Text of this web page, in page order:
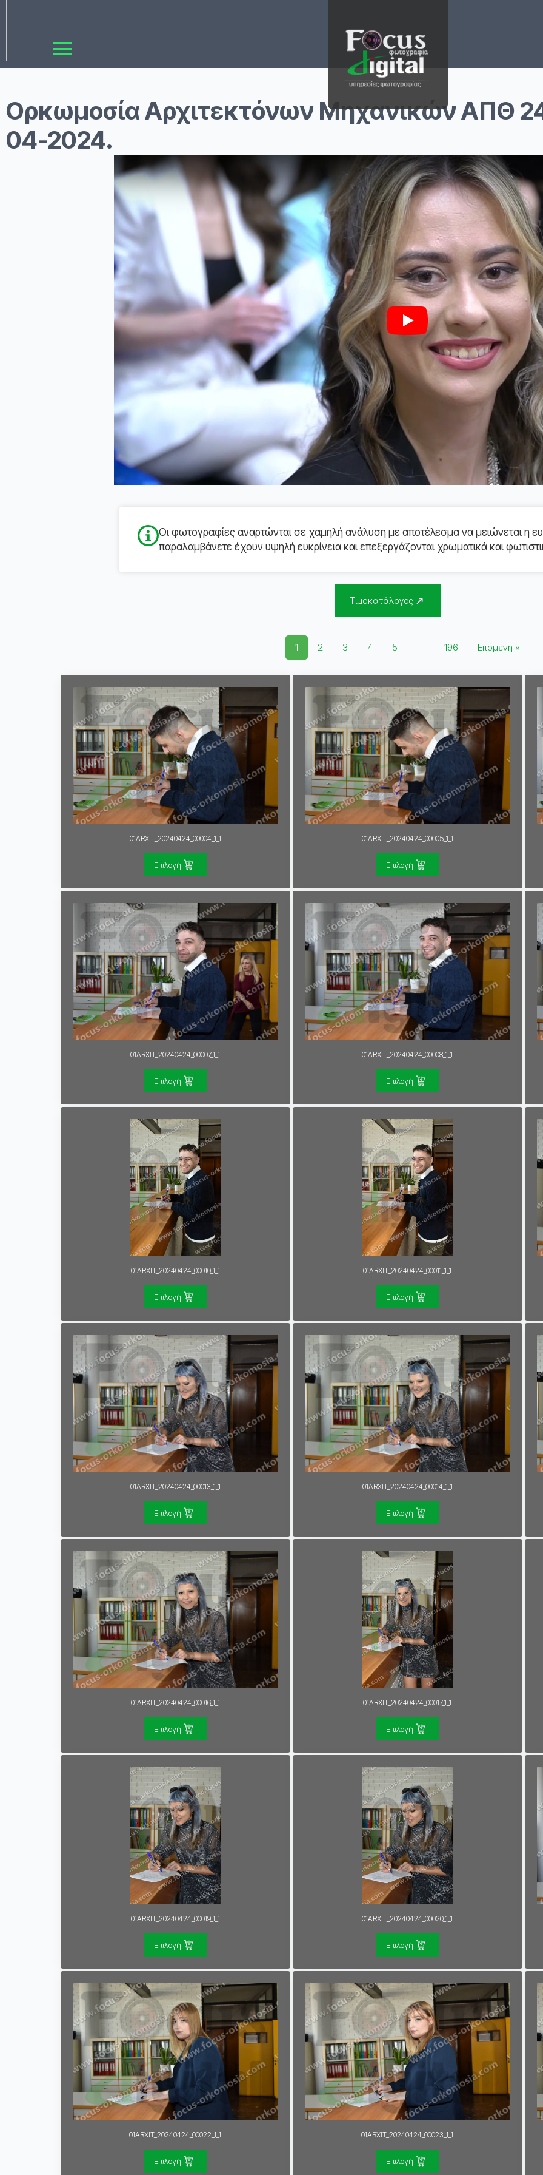
Ορκωμοσία Αρχιτεκτόνων Μηχανικών ΑΠΘ
04-2024.
Play
Οι φωτογραφίες αναρτώνται σε χαμηλή ανάλυση με αποτέλεσμα να μειώνεται η
παραλαμβάνετε έχουν υψηλή ευκρίνεια και επεξεργάζονται χρωματικά και
Τιμοκατάλογος
1 2 3 4 5 … 196 Επόμενη »
01ARXIT_20240424_00004_1_1
Επιλογή
01ARXIT_20240424_00005_1_1
Επιλογή
01ARXIT_20240424_00007_1_1
Επιλογή
01ARXIT_20240424_00008_1_1
Επιλογή
01ARXIT_20240424_00010_1_1
Επιλογή
01ARXIT_20240424_00011_1_1
Επιλογή
01ARXIT_20240424_00013_1_1
Επιλογή
01ARXIT_20240424_00014_1_1
Επιλογή
01ARXIT_20240424_00016_1_1
Επιλογή
01ARXIT_20240424_00017_1_1
Επιλογή
01ARXIT_20240424_00019_1_1
Επιλογή
01ARXIT_20240424_00020_1_1
Επιλογή
01ARXIT_20240424_00022_1_1
Επιλογή
01ARXIT_20240424_00023_1_1
Επιλογή